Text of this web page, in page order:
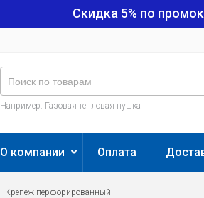
Скидка 5% по
Например: Газовая тепловая пушка
О компании Оплата
Крепеж перфорированный